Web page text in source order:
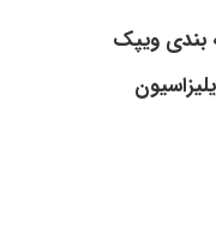
بندی ویپک